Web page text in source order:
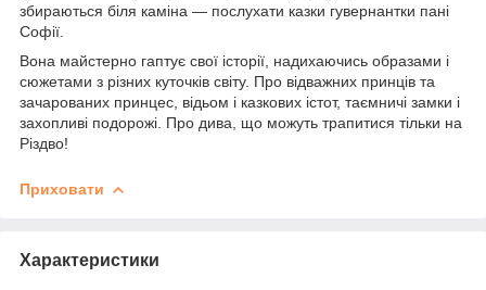
збираються біля каміна — послухати казки гувернантки пані
Софії.
Вона майстерно гаптує свої історії, надихаючись образами і
сюжетами з різних куточків світу. Про відважних принців та
зачарованих принцес, відьом і казкових істот, таємничі замки і
захопливі подорожі. Про дива, що можуть трапитися тільки на
Різдво!
Приховати
Характеристики